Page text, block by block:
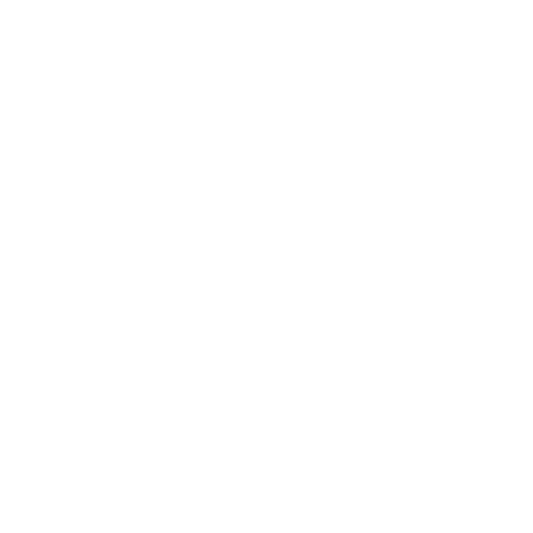
jsme spoustu krásných míst, stihli jsme toho opravdu hodně. Byl čas na